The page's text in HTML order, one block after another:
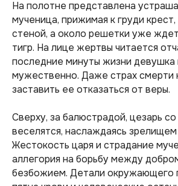
На полотне представлена
мученица, прижимая к груди
стеной, а около решетки уже
тигр. На лице жертвы читается
последние минуты жизни девушка
мужественно. Даже страх
заставить ее отказаться от веры.
Сверху, за балюстрадой, цезарь
веселятся, наслаждаясь зрелищем
Жестокость царя и страдание
аллегория на борьбу между
безбожием. Детали окружающего